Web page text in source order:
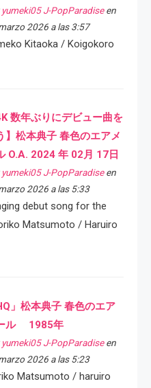
yumeki05 J-PopParadiseen
2026 a las 3:57
Kitaoka / Koigokoro
数年ぶりにデビュー曲を
】松本典子 春色のエアメ
O.A. 2024 年 02月 17日
yumeki05 J-PopParadiseen
2026 a las 5:33
debut song for the
Matsumoto / Haruiro
」松本典子 春色のエア
ル 1985年
yumeki05 J-PopParadiseen
2026 a las 5:23
Matsumoto / haruiro